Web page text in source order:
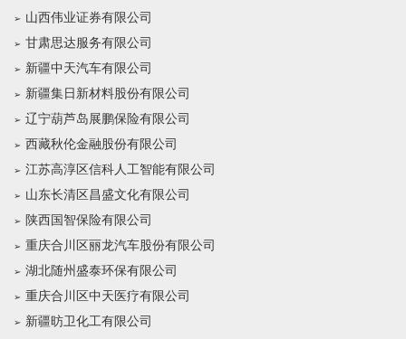
山西伟业证券有限公司
甘肃思达服务有限公司
新疆中天汽车有限公司
新疆集日新材料股份有限公司
辽宁葫芦岛展鹏保险有限公司
西藏秋伦金融股份有限公司
江苏高淳区信科人工智能有限公司
山东长清区昌盛文化有限公司
陕西国智保险有限公司
重庆合川区丽龙汽车股份有限公司
湖北随州盛泰环保有限公司
重庆合川区中天医疗有限公司
新疆昉卫化工有限公司